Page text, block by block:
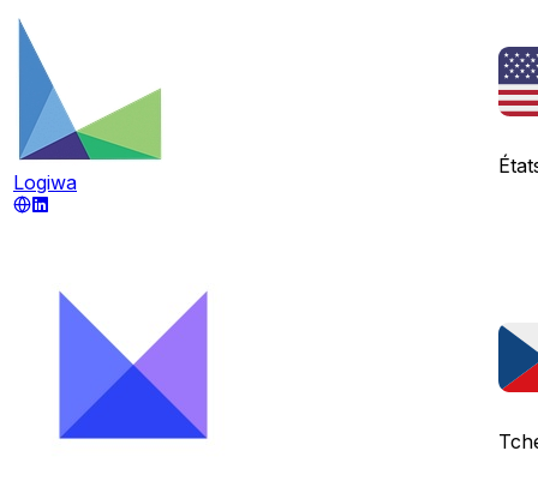
Logiwa